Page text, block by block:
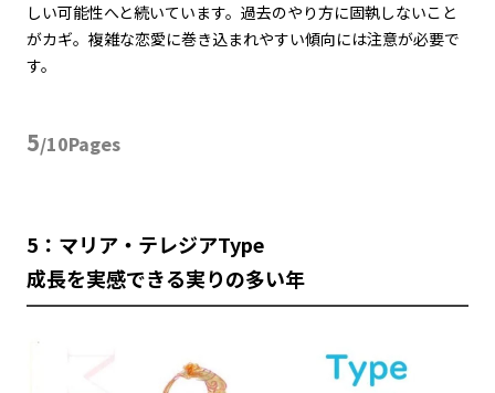
しい可能性へと続いています。過去のやり方に固執しないこと
がカギ。複雑な恋愛に巻き込まれやすい傾向には注意が必要で
す。
5/10Pages
5：マリア・テレジアType
成長を実感できる実りの多い年